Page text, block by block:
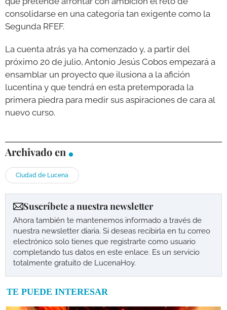
consolidarse en una categoría tan exigente como la
Segunda RFEF.
La cuenta atrás ya ha comenzado y, a partir del
próximo 20 de julio, Antonio Jesús Cobos empezará a
ensamblar un proyecto que ilusiona a la afición
lucentina y que tendrá en esta pretemporada la
primera piedra para medir sus aspiraciones de cara al
nuevo curso.
Archivado en
Ciudad de Lucena
Suscríbete a nuestra newsletter
Ahora también te mantenemos informado a través de
nuestra newsletter diaria. Si deseas recibirla en tu correo
electrónico solo tienes que registrarte como usuario
completando tus datos en este enlace. Es un servicio
totalmente gratuito de LucenaHoy.
TE PUEDE INTERESAR